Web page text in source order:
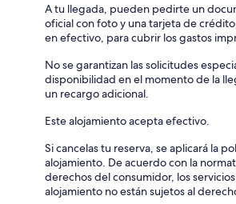
A tu llegada, pueden pedirte un
oficial con foto y una tarjeta de
en efectivo, para cubrir los gastos
No se garantizan las solicitudes
disponibilidad en el momento de la
un recargo adicional.
Este alojamiento acepta efectivo.
Si cancelas tu reserva, se aplicará la
alojamiento. De acuerdo con la
derechos del consumidor, los
alojamiento no están sujetos al